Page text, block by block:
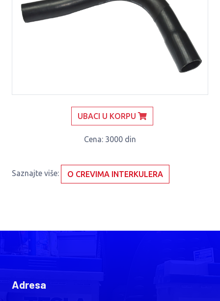
UBACI U KORPU
Cena: 3000 din
Saznajte više: O CREVIMA INTERKULERA
Adresa